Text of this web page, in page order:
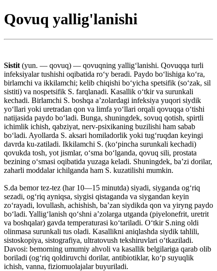
Qovuq yallig'lanishi
Sistit (yun. — qovuq) — qovuqning yalligʻlanishi. Qovuqqa turli
infeksiyalar tushishi oqibatida roʻy beradi. Paydo boʻlishiga koʻra,
birlamchi va ikkilamchi; kelib chiqishi boʻyicha spetsifik (soʻzak, sil
sistiti) va nospetsifik S. farqlanadi. Kasallik oʻtkir va surunkali
kechadi. Birlamchi S. boshqa aʼzolardagi infeksiya yuqori siydik
yoʻllari yoki uretradan qon va limfa yoʻllari orqali qovuqqa oʻtishi
natijasida paydo boʻladi. Bunga, shuningdek, sovuq qotish, spirtli
ichimlik ichish, qabziyat, nerv-psixikaning buzilishi ham sabab
boʻladi. Ayollarda S. aksari homiladorlik yoki tugʻruqdan keyingi
davrda ku-zatiladi. Ikkilamchi S. (koʻpincha surunkali kechadi)
qovukda tosh, yot jismlar, oʻsma boʻlganda, qovuq sili, prostata
bezining oʻsmasi oqibatida yuzaga keladi. Shuningdek, baʼzi dorilar,
zaharli moddalar ichilganda ham S. kuzatilishi mumkin.
S.da bemor tez-tez (har 10—15 minutda) siyadi, siyganda ogʻriq
sezadi, ogʻriq ayniqsa, siygisi qistaganda va siygandan keyin
zoʻrayadi, lovullash, achishish, baʼzan siydikda qon va yiryng paydo
boʻladi. Yalligʻlanish qoʻshni aʼzolarga utganda (piyelonefrit, uretrit
va boshqalar) gavda temperaturasi koʻtariladi. Oʻtkir S.ning oldi
olinmasa surunkali tus oladi. Kasallikni aniqlashda siydik tahlili,
sistoskopiya, sistografiya, ultratovush tekshiruvlari oʻtkaziladi.
Davosi: bemorning umumiy ahvoli va kasallik belgilariga qarab olib
boriladi (ogʻriq qoldiruvchi dorilar, antibiotiklar, koʻp suyuqlik
ichish, vanna, fiziomuolajalar buyuriladi.